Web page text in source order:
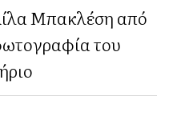
Μπακλέση από
του